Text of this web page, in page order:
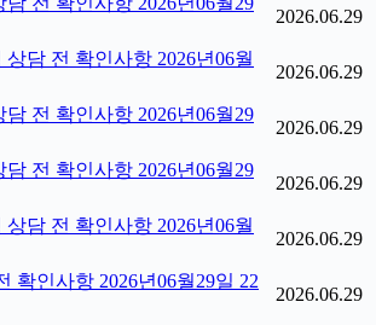
2026.06.29
담 전 확인사항 2026년06월
2026.06.29
전 확인사항 2026년06월29
2026.06.29
전 확인사항 2026년06월29
2026.06.29
담 전 확인사항 2026년06월
2026.06.29
확인사항 2026년06월29일 22
2026.06.29